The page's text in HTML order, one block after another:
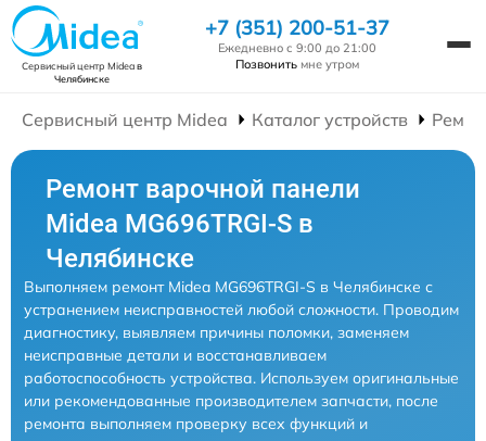
Сервисный центр Mideaв
Челябинске
+7 (351) 200-51-37
Ежедневно с 9:00 до 21:00
Позвонить мне утром
Сервисный центр Midea Каталог устройств
Ремонт варочной панели
Midea MG696TRGI-S в
Челябинске
Выполняем ремонт Midea MG696TRGI-S в Челябинске с
устранением неисправностей любой сложности. Проводим
диагностику, выявляем причины поломки, заменяем
неисправные детали и восстанавливаем
работоспособность устройства. Используем оригинальные
или рекомендованные производителем запчасти, после
ремонта выполняем проверку всех функций и